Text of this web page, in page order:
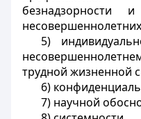
безнадзорности
5)
трудной жизненной
6)
7) научной